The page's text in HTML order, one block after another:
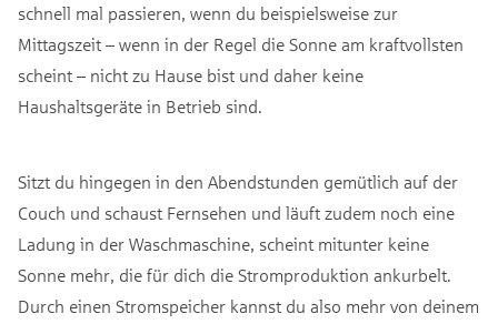
schnell mal passieren, wenn du beispielsweise zur
Mittagszeit – wenn in der Regel die Sonne am kraftvollsten
scheint – nicht zu Hause bist und daher keine
Haushaltsgeräte in Betrieb sind.
Sitzt du hingegen in den Abendstunden gemütlich auf der
Couch und schaust Fernsehen und läuft zudem noch eine
Ladung in der Waschmaschine, scheint mitunter keine
Sonne mehr, die für dich die Stromproduktion ankurbelt.
Durch einen Stromspeicher kannst du also mehr von deinem